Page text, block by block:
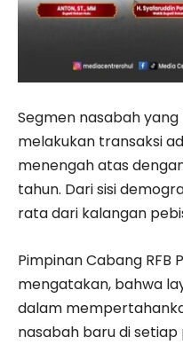
Segmen nasabah
melakukan transaksi
menengah atas
tahun. Dari sisi
rata dari kalangan
Pimpinan Cabang RFB
mengatakan, bahwa
dalam
nasabah baru di